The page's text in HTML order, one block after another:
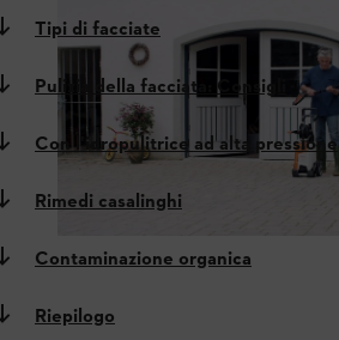
Tipi di facciate
Pulizia della facciata: Consigli
Con l'idropulitrice ad alta pressione
Rimedi casalinghi
Contaminazione organica
Riepilogo